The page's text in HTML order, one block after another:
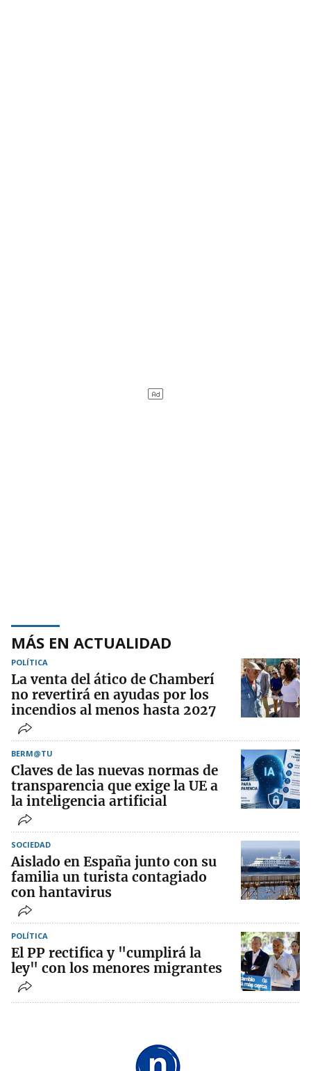
MÁS EN ACTUALIDAD
POLÍTICA
La venta del ático de Chamberí
no revertirá en ayudas por los
incendios al menos hasta 2027
BERM@TU
Claves de las nuevas normas de
transparencia que exige la UE a
la inteligencia artificial
SOCIEDAD
Aislado en España junto con su
familia un turista contagiado
con hantavirus
POLÍTICA
El PP rectifica y "cumplirá la
ley" con los menores migrantes